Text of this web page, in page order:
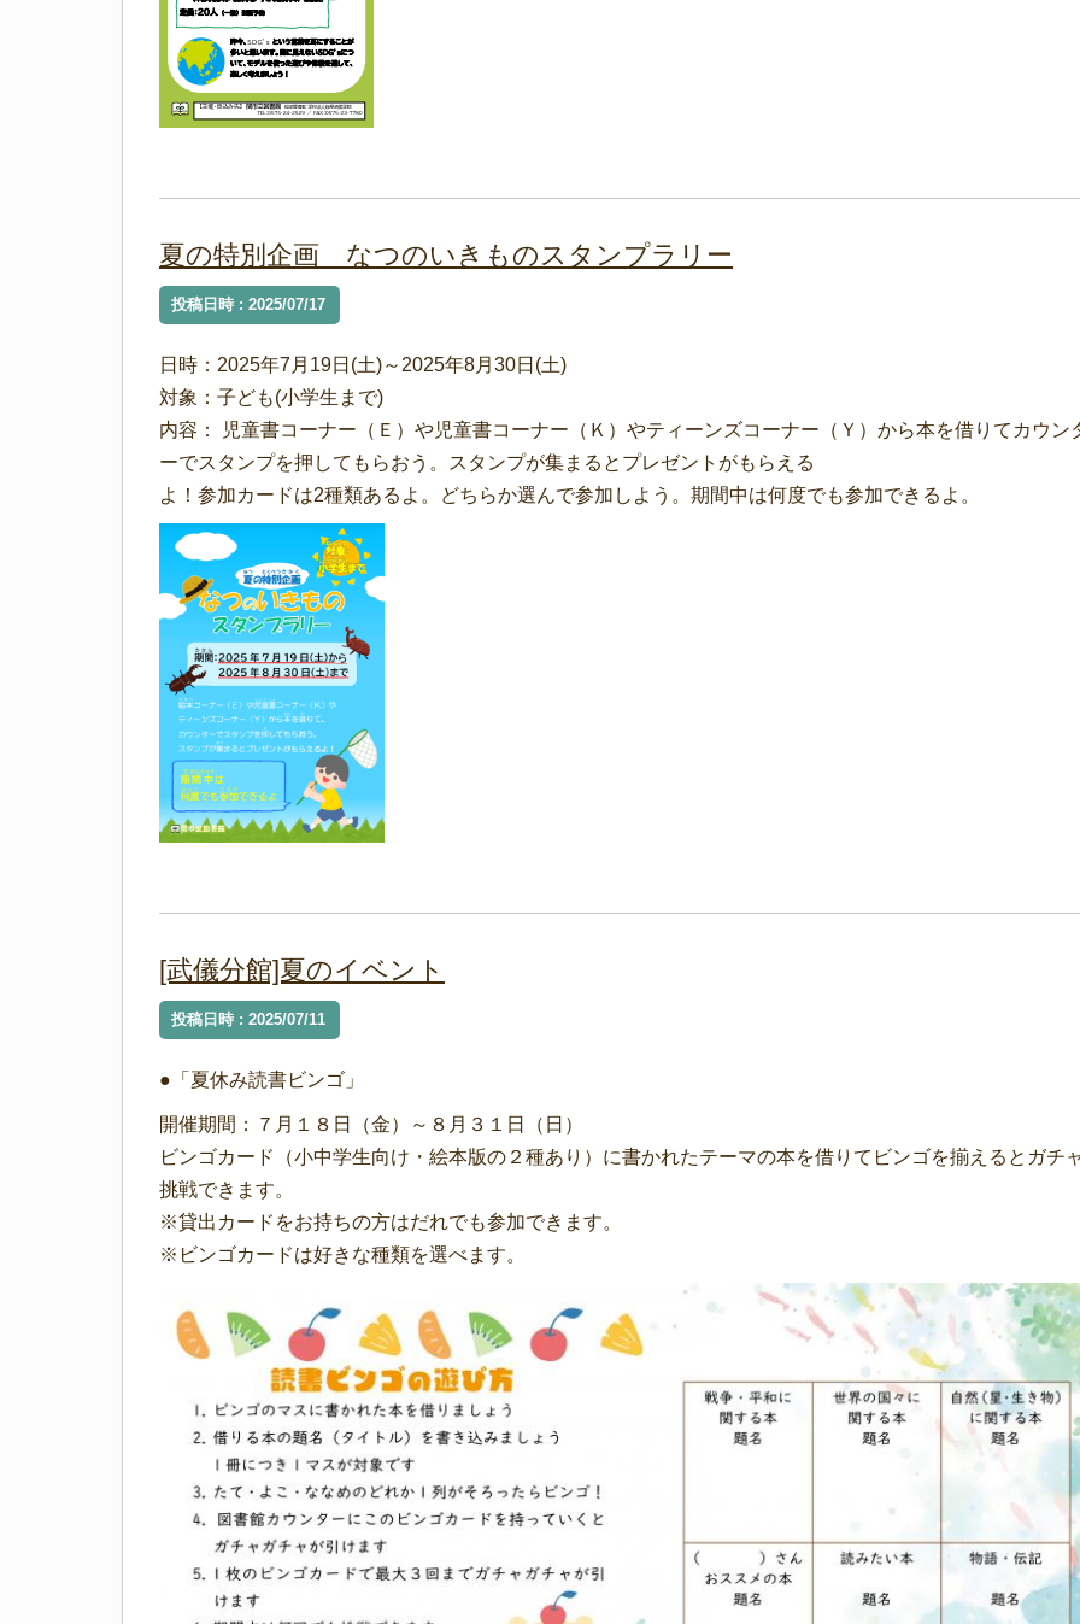
夏の特別企画 なつのいきものスタンプラリー
投稿日時 : 2025/07/17
日時：2025年7月19日(土)～2025年8月30日(土)
対象：子ども(小学生まで)
内容： 児童書コーナー（Ｅ）や児童書コーナー（Ｋ）やティーンズコーナー（Ｙ）から本を借りてカウン
ーでスタンプを押してもらおう。スタンプが集まるとプレゼントがもらえる
よ！参加カードは2種類あるよ。どちらか選んで参加しよう。期間中は何度でも参加できるよ。
[武儀分館]夏のイベント
投稿日時 : 2025/07/11
●「夏休み読書ビンゴ」
開催期間：７月１８日（金）～８月３１日（日）
ビンゴカード（小中学生向け・絵本版の２種あり）に書かれたテーマの本を借りてビンゴを揃えるとガチ
挑戦できます。
※貸出カードをお持ちの方はだれでも参加できます。
※ビンゴカードは好きな種類を選べます。